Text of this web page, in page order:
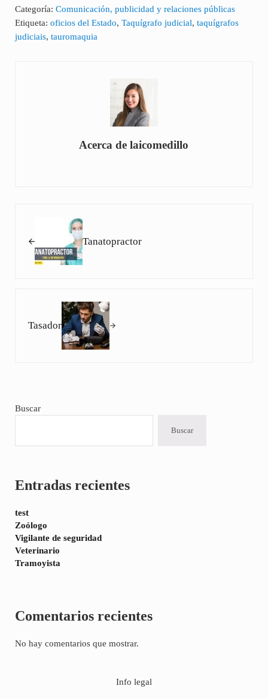
Categoría: Comunicación, publicidad y relaciones públicas
Etiqueta: oficios del Estado, Taquígrafo judicial, taquígrafos
judiciais, tauromaquia
Acerca delaicomedillo
Tanatopractor
Tasador
Sidebar
Buscar
Buscar
Entradas recientes
test
Zoólogo
Vigilante de seguridad
Veterinario
Tramoyista
Comentarios recientes
No hay comentarios que mostrar.
Info legal